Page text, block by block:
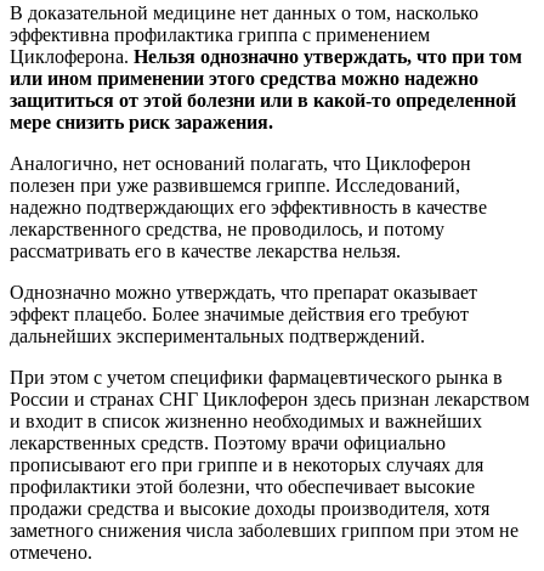
В доказательной медицине нет данных о том, насколько
эффективна профилактика гриппа с применением
Циклоферона. Нельзя однозначно утверждать, что при том
или ином применении этого средства можно надежно
защититься от этой болезни или в какой-то определенной
мере снизить риск заражения.
Аналогично, нет оснований полагать, что Циклоферон
полезен при уже развившемся гриппе. Исследований,
надежно подтверждающих его эффективность в качестве
лекарственного средства, не проводилось, и потому
рассматривать его в качестве лекарства нельзя.
Однозначно можно утверждать, что препарат оказывает
эффект плацебо. Более значимые действия его требуют
дальнейших экспериментальных подтверждений.
При этом с учетом специфики фармацевтического рынка в
России и странах СНГ Циклоферон здесь признан лекарством
и входит в список жизненно необходимых и важнейших
лекарственных средств. Поэтому врачи официально
прописывают его при гриппе и в некоторых случаях для
профилактики этой болезни, что обеспечивает высокие
продажи средства и высокие доходы производителя, хотя
заметного снижения числа заболевших гриппом при этом не
отмечено.